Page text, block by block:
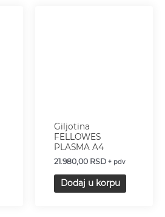
Giljotina
FELLOWES
PLASMA A4
21.980,00 RSD + pdv
Dodaj u korpu